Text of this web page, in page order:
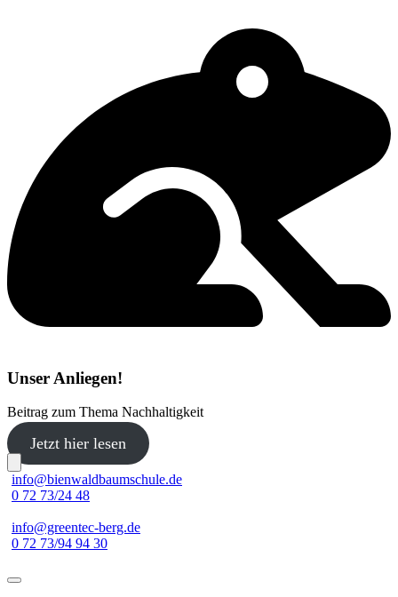
Unser Anliegen!
Beitrag zum Thema Nachhaltigkeit
Jetzt hier lesen
Skip
to
info@bienwaldbaumschule.de
0 72 73/24 48
info@greentec-berg.de
0 72 73/94 94 30